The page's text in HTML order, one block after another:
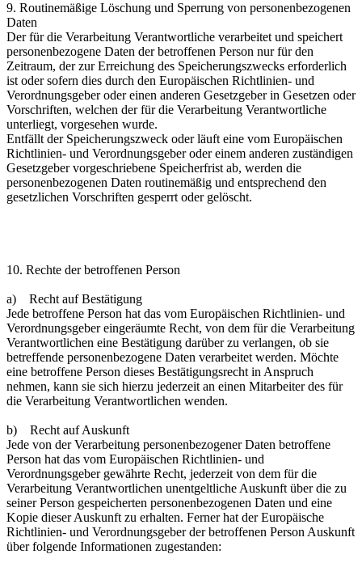
9. Routinemäßige Löschung und Sperrung von personenbezogenen
Daten
Der für die Verarbeitung Verantwortliche verarbeitet und speichert
personenbezogene Daten der betroffenen Person nur für den
Zeitraum, der zur Erreichung des Speicherungszwecks erforderlich
ist oder sofern dies durch den Europäischen Richtlinien- und
Verordnungsgeber oder einen anderen Gesetzgeber in Gesetzen oder
Vorschriften, welchen der für die Verarbeitung Verantwortliche
unterliegt, vorgesehen wurde.
Entfällt der Speicherungszweck oder läuft eine vom Europäischen
Richtlinien- und Verordnungsgeber oder einem anderen zuständigen
Gesetzgeber vorgeschriebene Speicherfrist ab, werden die
personenbezogenen Daten routinemäßig und entsprechend den
gesetzlichen Vorschriften gesperrt oder gelöscht.
10. Rechte der betroffenen Person
a) Recht auf Bestätigung
Jede betroffene Person hat das vom Europäischen Richtlinien- und
Verordnungsgeber eingeräumte Recht, von dem für die Verarbeitung
Verantwortlichen eine Bestätigung darüber zu verlangen, ob sie
betreffende personenbezogene Daten verarbeitet werden. Möchte
eine betroffene Person dieses Bestätigungsrecht in Anspruch
nehmen, kann sie sich hierzu jederzeit an einen Mitarbeiter des für
die Verarbeitung Verantwortlichen wenden.
b) Recht auf Auskunft
Jede von der Verarbeitung personenbezogener Daten betroffene
Person hat das vom Europäischen Richtlinien- und
Verordnungsgeber gewährte Recht, jederzeit von dem für die
Verarbeitung Verantwortlichen unentgeltliche Auskunft über die zu
seiner Person gespeicherten personenbezogenen Daten und eine
Kopie dieser Auskunft zu erhalten. Ferner hat der Europäische
Richtlinien- und Verordnungsgeber der betroffenen Person Auskunft
über folgende Informationen zugestanden: